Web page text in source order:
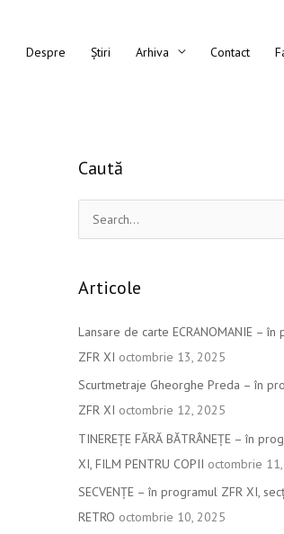
Despre Știri Arhiva Contact
Caută
r
c
h
Articole
Lansare de carte ECRANOMANIE – în
ZFR XI octombrie 13, 2025
Scurtmetraje Gheorghe Preda – în
ZFR XI octombrie 12, 2025
TINEREȚE FĂRĂ BĂTRÂNEȚE – în
XI, FILM PENTRU COPII octombrie
SECVENȚE – în programul ZFR XI,
RETRO octombrie 10, 2025